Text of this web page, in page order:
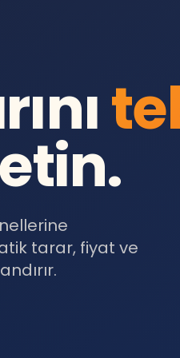
tarar, fiyat ve